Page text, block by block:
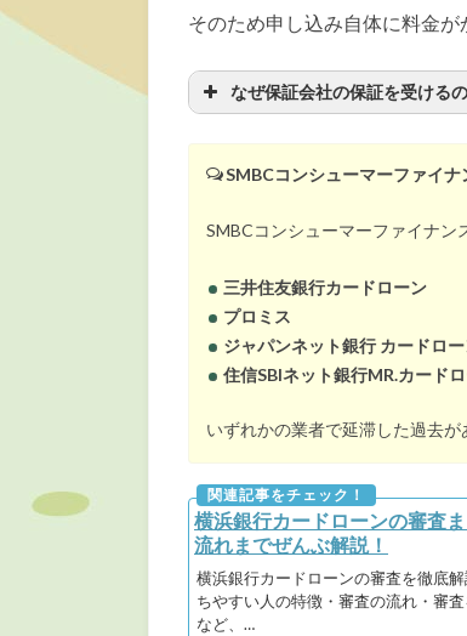
そのため申し込み自体に料金が
なぜ保証会社の保証を受ける
銀行系カードローンは
SMBCコンシューマーファイ
SMBCコンシューマーファイナン
三井住友銀行カードローン
プロミス
ジャパンネット銀行 カードロ
住信SBIネット銀行MR.カード
いずれかの業者で延滞した過去が
横浜銀行カードローンの審査
流れまでぜんぶ解説！
横浜銀行カードローンの審査を徹底
ちやすい人の特徴・審査の流れ・審
など、…